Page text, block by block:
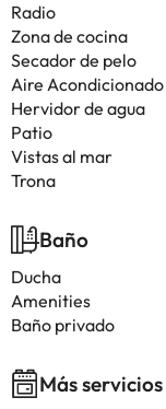
Radio
Zona de cocina
Secador de pelo
Aire Acondicionado
Hervidor de agua
Patio
Vistas al mar
Trona
Baño
Ducha
Amenities
Baño privado
Más servicios